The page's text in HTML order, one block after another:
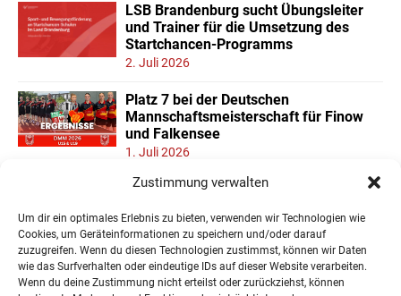
Zustimmung verwalten
Um dir ein optimales Erlebnis zu bieten, verwenden wir Technologien wie
Cookies, um Geräteinformationen zu speichern und/oder darauf
zuzugreifen. Wenn du diesen Technologien zustimmst, können wir Daten
wie das Surfverhalten oder eindeutige IDs auf dieser Website verarbeiten.
Wenn du deine Zustimmung nicht erteilst oder zurückziehst, können
LSB Brandenburg sucht Übungsleiter
und Trainer für die Umsetzung des
Startchancen-Programms
2. Juli 2026
Platz 7 bei der Deutschen
Mannschaftsmeisterschaft für Finow
und Falkensee
1. Juli 2026
Neuer Teilnehmerrekord und Finower
Landesmannschaftspokal U11/13
22. Juni 2026
« Ältere Einträge